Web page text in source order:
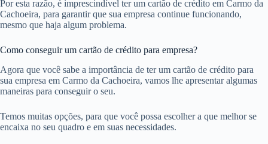
Por esta razão, é imprescindível ter um cartão de crédito em Carmo da
Cachoeira, para garantir que sua empresa continue funcionando,
mesmo que haja algum problema.
Como conseguir um cartão de crédito para empresa?
Agora que você sabe a importância de ter um cartão de crédito para
sua empresa em Carmo da Cachoeira, vamos lhe apresentar algumas
maneiras para conseguir o seu.
Temos muitas opções, para que você possa escolher a que melhor se
encaixa no seu quadro e em suas necessidades.